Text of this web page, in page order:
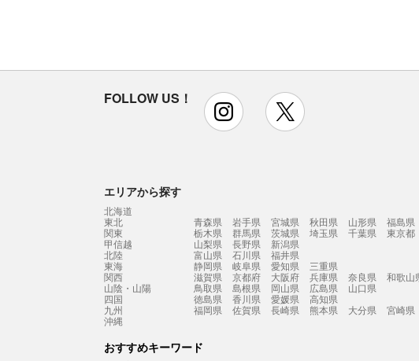
FOLLOW US！ instagram
エリアから探す
北海道
東北
青森県 岩手県 宮城県 秋田県 山形県
福島県
関東
栃木県 群馬県 茨城県 埼玉県 千葉県 東京都
甲信越
山梨県 長野県
新潟県
北陸
富山県 石川県
福井県
東海
静岡県 岐阜県 愛知県
三重県
関西
滋賀県 京都府 大阪府 兵庫県 奈良県
和歌山
山陰・山陽
鳥取県 島根県 岡山県 広島県
山口県
四国
徳島県 香川県 愛媛県
高知県
九州
福岡県 佐賀県 長崎県 熊本県 大分県 宮崎県
沖縄
おすすめキーワード